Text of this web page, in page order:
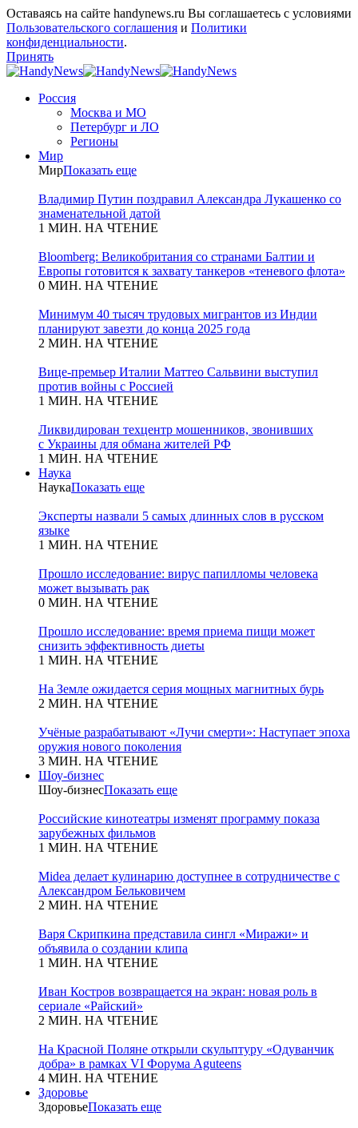
Оставаясь на сайте handynews.ru Вы соглашаетесь с условиями
Пользовательского соглашения и Политики
конфиденциальности.
Принять
Россия
Москва и МО
Петербург и ЛО
Регионы
Мир
МирПоказать еще
Владимир Путин поздравил Александра Лукашенко со
знаменательной датой
1 МИН. НА ЧТЕНИЕ
Bloomberg: Великобритания со странами Балтии и
Европы готовится к захвату танкеров «теневого флота»
0 МИН. НА ЧТЕНИЕ
Минимум 40 тысяч трудовых мигрантов из Индии
планируют завезти до конца 2025 года
2 МИН. НА ЧТЕНИЕ
Вице-премьер Италии Маттео Сальвини выступил
против войны с Россией
1 МИН. НА ЧТЕНИЕ
Ликвидирован техцентр мошенников, звонивших
с Украины для обмана жителей РФ
1 МИН. НА ЧТЕНИЕ
Наука
НаукаПоказать еще
Эксперты назвали 5 самых длинных слов в русском
языке
1 МИН. НА ЧТЕНИЕ
Прошло исследование: вирус папилломы человека
может вызывать рак
0 МИН. НА ЧТЕНИЕ
Прошло исследование: время приема пищи может
снизить эффективность диеты
1 МИН. НА ЧТЕНИЕ
На Земле ожидается серия мощных магнитных бурь
2 МИН. НА ЧТЕНИЕ
Учёные разрабатывают «Лучи смерти»: Наступает эпоха
оружия нового поколения
3 МИН. НА ЧТЕНИЕ
Шоу-бизнес
Шоу-бизнесПоказать еще
Российские кинотеатры изменят программу показа
зарубежных фильмов
1 МИН. НА ЧТЕНИЕ
Midea делает кулинарию доступнее в сотрудничестве с
Александром Бельковичем
2 МИН. НА ЧТЕНИЕ
Варя Скрипкина представила сингл «Миражи» и
объявила о создании клипа
1 МИН. НА ЧТЕНИЕ
Иван Костров возвращается на экран: новая роль в
сериале «Райский»
2 МИН. НА ЧТЕНИЕ
На Красной Поляне открыли скульптуру «Одуванчик
добра» в рамках VI Форума Aguteens
4 МИН. НА ЧТЕНИЕ
Здоровье
ЗдоровьеПоказать еще